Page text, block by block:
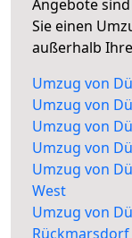
Angebote
Sie einen
außerhalb
Umzug von
Umzug von
Umzug von
Umzug von
Umzug von
West
Umzug von
Rückmarsdorf